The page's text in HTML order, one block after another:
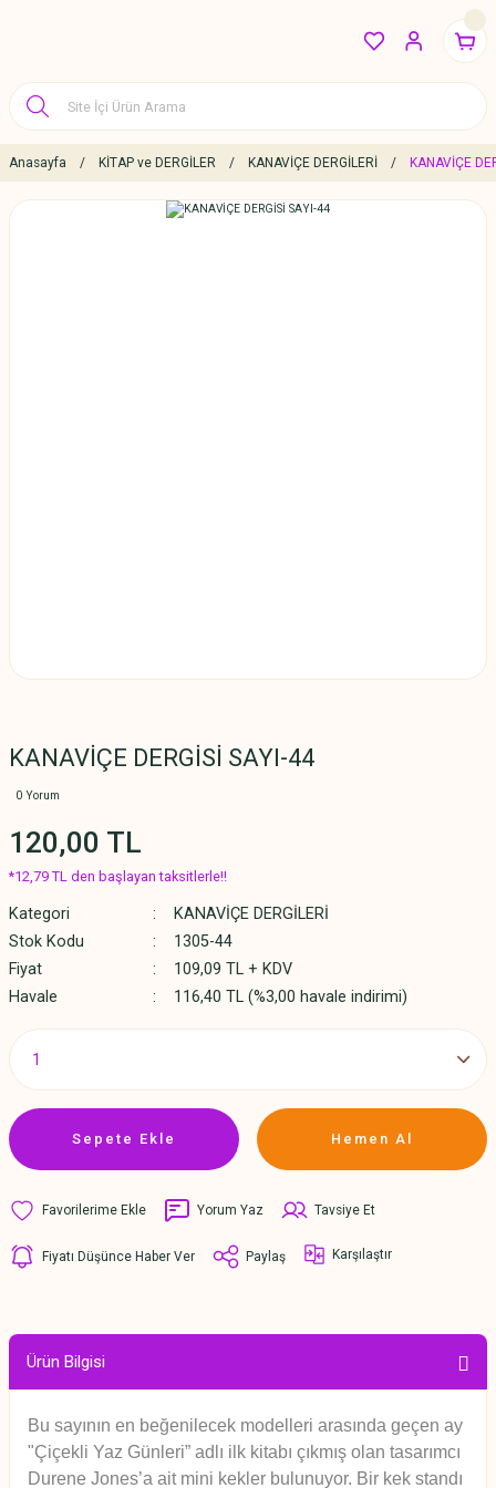
Anasayfa KİTAP ve DERGİLER KANAVİÇE DERGİLERİ KANAVİÇE
KANAVİÇE DERGİSİ SAYI-44
0 Yorum
120,00 TL
*12,79 TL den başlayan taksitlerle!!
Kategori
KANAVİÇE DERGİLERİ
Stok Kodu
1305-44
Fiyat
109,09 TL + KDV
Havale
116,40 TL (%3,00 havale indirimi)
Sepete Ekle Hemen Al
Yorum Yaz Tavsiye Et
Fiyatı Düşünce Haber Ver Paylaş Karşılaştır
Ürün Bilgisi
Bu sayının en beğenilecek modelleri arasında geçen ay
"Çiçekli Yaz Günleri” adlı ilk kitabı çıkmış olan tasarımcı
Durene Jones’a ait mini kekler bulunuyor. Bir kek standı